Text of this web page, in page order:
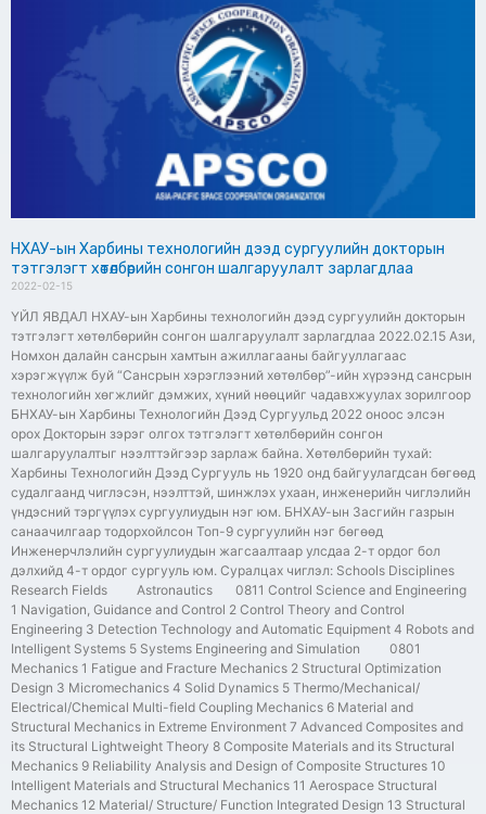
НХАУ-ын Харбины технологийн дээд сургуулийн докторын
тэтгэлэгт хөтөлбөрийн сонгон шалгаруулалт зарлагдлаа
2022-02-15
ҮЙЛ ЯВДАЛ НХАУ-ын Харбины технологийн дээд сургуулийн докторын
тэтгэлэгт хөтөлбөрийн сонгон шалгаруулалт зарлагдлаа 2022.02.15 Ази,
Номхон далайн сансрын хамтын ажиллагааны байгууллагаас
хэрэгжүүлж буй “Сансрын хэрэглээний хөтөлбөр”-ийн хүрээнд сансрын
технологийн хөгжлийг дэмжих, хүний нөөцийг чадавхжуулах зорилгоор
БНХАУ-ын Харбины Технологийн Дээд Сургуульд 2022 оноос элсэн
орох Докторын зэрэг олгох тэтгэлэгт хөтөлбөрийн сонгон
шалгаруулалтыг нээлттэйгээр зарлаж байна. Хөтөлбөрийн тухай:
Харбины Технологийн Дээд Сургууль нь 1920 онд байгуулагдсан бөгөөд
судалгаанд чиглэсэн, нээлттэй, шинжлэх ухаан, инженерийн чиглэлийн
үндэсний тэргүүлэх сургуулиудын нэг юм. БНХАУ-ын Засгийн газрын
санаачилгаар тодорхойлсон Топ-9 сургуулийн нэг бөгөөд
Инженерчлэлийн сургуулиудын жагсаалтаар улсдаа 2-т ордог бол
дэлхийд 4-т ордог сургууль юм. Суралцах чиглэл: Schools Disciplines
Research Fields Astronautics 0811 Control Science and Engineering
1 Navigation, Guidance and Control 2 Control Theory and Control
Engineering 3 Detection Technology and Automatic Equipment 4 Robots and
Intelligent Systems 5 Systems Engineering and Simulation 0801
Mechanics 1 Fatigue and Fracture Mechanics 2 Structural Optimization
Design 3 Micromechanics 4 Solid Dynamics 5 Thermo/Mechanical/
Electrical/Chemical Multi-field Coupling Mechanics 6 Material and
Structural Mechanics in Extreme Environment 7 Advanced Composites and
its Structural Lightweight Theory 8 Composite Materials and its Structural
Mechanics 9 Reliability Analysis and Design of Composite Structures 10
Intelligent Materials and Structural Mechanics 11 Aerospace Structural
Mechanics 12 Material/ Structure/ Function Integrated Design 13 Structural